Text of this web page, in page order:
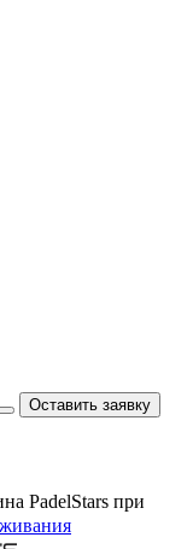
Оставить заявку
PadelStars при